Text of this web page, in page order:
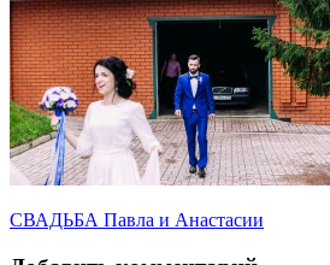
Навигация
по
СВАДЬБА Павла и Анастасии